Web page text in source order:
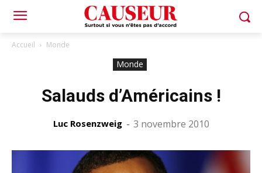
Accueil Monde
Monde
Salauds d’Américains !
Luc Rosenzweig - 3 novembre 2010